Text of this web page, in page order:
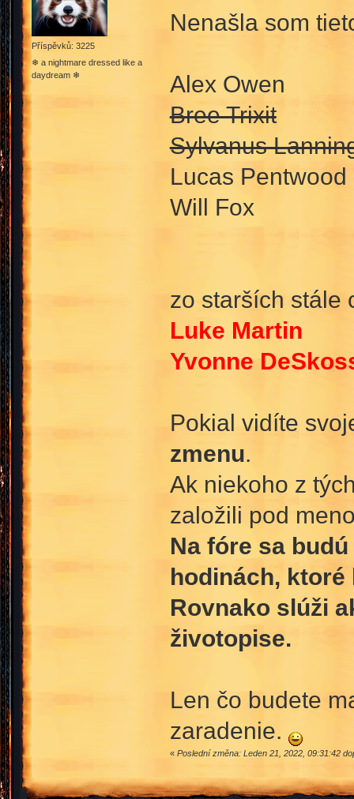
Příspěvků: 3225
❄ a nightmare dressed like a
daydream ❄
Nenašla som
Alex Owen
Bree Trixit
Sylvanus
Lucas Pentwood
Will Fox
zo starších stále
Luke Martin
Yvonne
Pokial vidíte
zmenu.
Ak niekoho z
založili pod
Na fóre sa
hodinách, ktoré
Rovnako slúži
životopise.
Len čo budete
zaradenie.
« Poslední změna: Leden 21, 2022, 09:31:42